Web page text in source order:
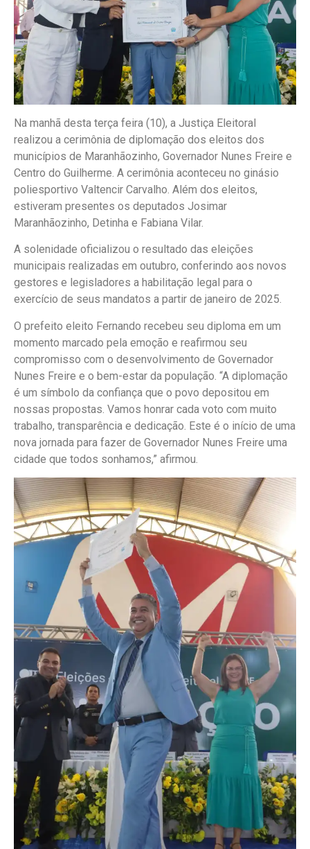
Na manhã desta terça feira (10), a Justiça Eleitoral
realizou a cerimônia de diplomação dos eleitos dos
municípios de Maranhãozinho, Governador Nunes Freire e
Centro do Guilherme. A cerimônia aconteceu no ginásio
poliesportivo Valtencir Carvalho. Além dos eleitos,
estiveram presentes os deputados Josimar
Maranhãozinho, Detinha e Fabiana Vilar.
A solenidade oficializou o resultado das eleições
municipais realizadas em outubro, conferindo aos novos
gestores e legisladores a habilitação legal para o
exercício de seus mandatos a partir de janeiro de 2025.
O prefeito eleito Fernando recebeu seu diploma em um
momento marcado pela emoção e reafirmou seu
compromisso com o desenvolvimento de Governador
Nunes Freire e o bem-estar da população. “A diplomação
é um símbolo da confiança que o povo depositou em
nossas propostas. Vamos honrar cada voto com muito
trabalho, transparência e dedicação. Este é o início de uma
nova jornada para fazer de Governador Nunes Freire uma
cidade que todos sonhamos,” afirmou.